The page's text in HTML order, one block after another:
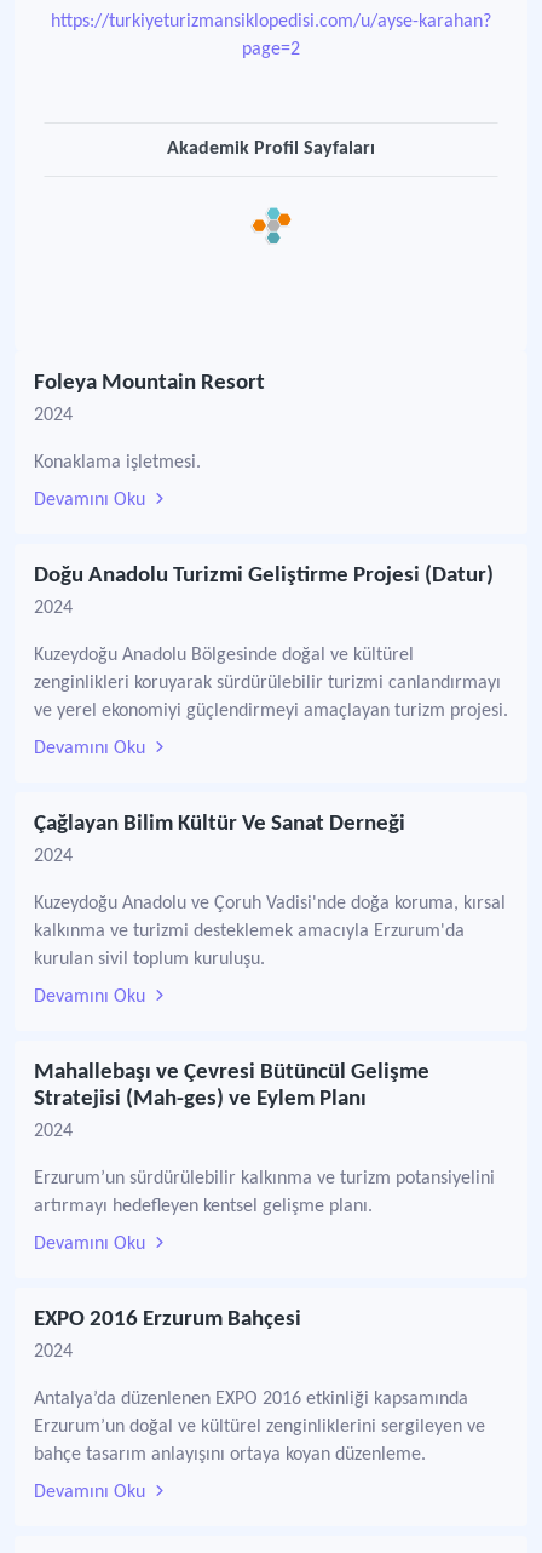
https://turkiyeturizmansiklopedisi.com/u/ayse-karahan?
page=2
Akademik Profil Sayfaları
Foleya Mountain Resort
2024
Konaklama işletmesi.
Devamını Oku
Doğu Anadolu Turizmi Geliştirme Projesi (Datur)
2024
Kuzeydoğu Anadolu Bölgesinde doğal ve kültürel
zenginlikleri koruyarak sürdürülebilir turizmi canlandırmayı
ve yerel ekonomiyi güçlendirmeyi amaçlayan turizm projesi.
Devamını Oku
Çağlayan Bilim Kültür Ve Sanat Derneği
2024
Kuzeydoğu Anadolu ve Çoruh Vadisi'nde doğa koruma, kırsal
kalkınma ve turizmi desteklemek amacıyla Erzurum'da
kurulan sivil toplum kuruluşu.
Devamını Oku
Mahallebaşı ve Çevresi Bütüncül Gelişme
Stratejisi (Mah-ges) ve Eylem Planı
2024
Erzurum’un sürdürülebilir kalkınma ve turizm potansiyelini
artırmayı hedefleyen kentsel gelişme planı.
Devamını Oku
EXPO 2016 Erzurum Bahçesi
2024
Antalya’da düzenlenen EXPO 2016 etkinliği kapsamında
Erzurum’un doğal ve kültürel zenginliklerini sergileyen ve
bahçe tasarım anlayışını ortaya koyan düzenleme.
Devamını Oku